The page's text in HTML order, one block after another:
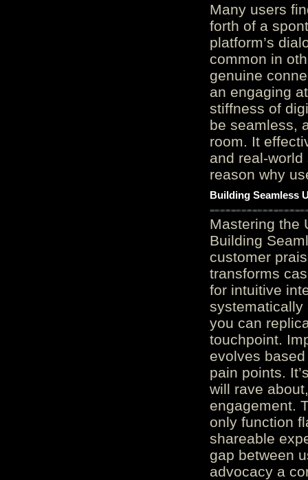
Many users
forth of a
platform’s
common in
genuine
an engaging
stiffness of
be seamless,
room. It
and real-
reason why
Building Seamless
Mastering the
Building
customer
transforms
for intuitive
systematically
you can
touchpoint.
evolves
pain points.
will rave
engagement.
only function
shareable
gap between
advocacy a